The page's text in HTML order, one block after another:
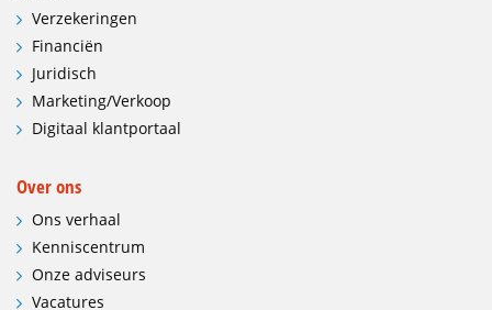
Verzekeringen
Financiën
Juridisch
Marketing/Verkoop
Digitaal klantportaal
Over ons
Ons verhaal
Kenniscentrum
Onze adviseurs
Vacatures